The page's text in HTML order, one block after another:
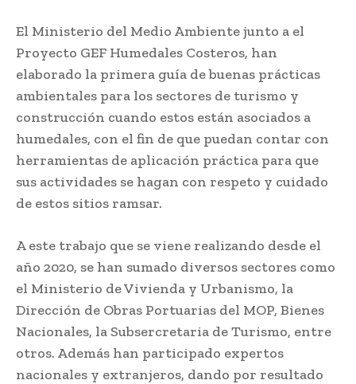
El Ministerio del Medio Ambiente junto a el
Proyecto GEF Humedales Costeros, han
elaborado la primera guía de buenas prácticas
ambientales para los sectores de turismo y
construcción cuando estos están asociados a
humedales, con el fin de que puedan contar con
herramientas de aplicación práctica para que
sus actividades se hagan con respeto y cuidado
de estos sitios ramsar.
A este trabajo que se viene realizando desde el
año 2020, se han sumado diversos sectores como
el Ministerio de Vivienda y Urbanismo, la
Dirección de Obras Portuarias del MOP, Bienes
Nacionales, la Subsercretaria de Turismo, entre
otros. Además han participado expertos
nacionales y extranjeros, dando por resultado